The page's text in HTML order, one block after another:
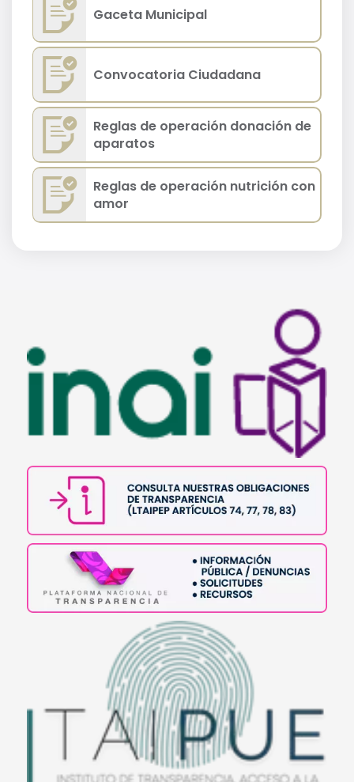
Gaceta Municipal
Convocatoria Ciudadana
Reglas de operación donación de
aparatos
Reglas de operación nutrición con
amor